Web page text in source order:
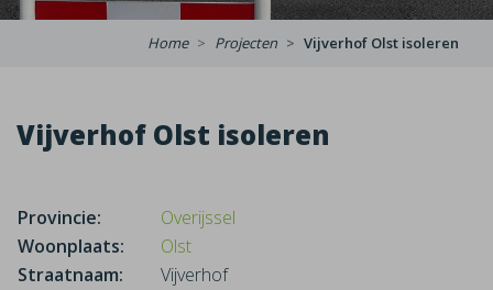
Home Projecten Vijverhof Olst isoleren
Vijverhof Olst isoleren
Provincie:
Overijssel
Woonplaats:
Olst
Straatnaam:
Vijverhof